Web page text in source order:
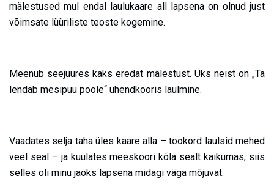
mälestused mul endal laulukaare all lapsena on olnud just
võimsate lüüriliste teoste kogemine.
Meenub seejuures kaks eredat mälestust. Üks neist on „Ta
lendab mesipuu poole“ ühendkooris laulmine.
Vaadates selja taha üles kaare alla – tookord laulsid mehed
veel seal – ja kuulates meeskoori kõla sealt kaikumas, siis
selles oli minu jaoks lapsena midagi väga mõjuvat.